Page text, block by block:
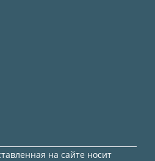
на сайте носит